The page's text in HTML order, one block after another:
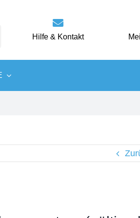
Hilfe & Kontakt